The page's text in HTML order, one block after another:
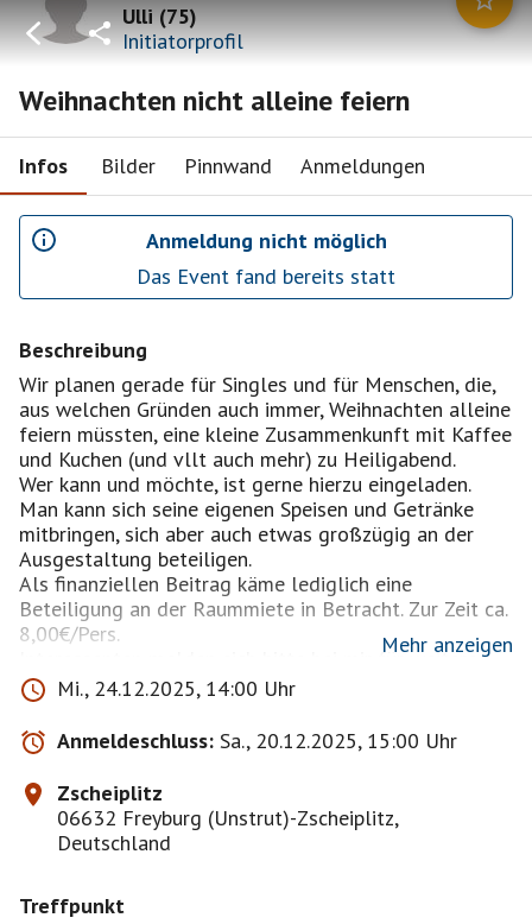
Ulli(75)
Initiatorprofil
Weihnachten nicht alleine feiern
Infos Bilder Pinnwand Anmeldungen
Anmeldung nicht möglich
Das Event fand bereits statt
Beschreibung
Wir planen gerade für Singles und für Menschen, die,
aus welchen Gründen auch immer, Weihnachten alleine
feiern müssten, eine kleine Zusammenkunft mit Kaffee
und Kuchen (und vllt auch mehr) zu Heiligabend.
Wer kann und möchte, ist gerne hierzu eingeladen.
Man kann sich seine eigenen Speisen und Getränke
mitbringen, sich aber auch etwas großzügig an der
Ausgestaltung beteiligen.
Als finanziellen Beitrag käme lediglich eine
Beteiligung an der Raummiete in Betracht. Zur Zeit ca.
8,00€/Pers.
Interessenten melden sich bitte bei mir für weitere
Infos, bzw. einfacher wäre es, sich direkt in "Meet5" zu
dieser Veranstaltung (Heiligabend...) anzumelden. Da
stehen dann auch weitere Infos.
Mehr anzeigen
Mi., 24.12.2025, 14:00 Uhr
Anmeldeschluss: Sa., 20.12.2025, 15:00 Uhr
Zscheiplitz
06632 Freyburg (Unstrut)-Zscheiplitz,
Deutschland
Treffpunkt